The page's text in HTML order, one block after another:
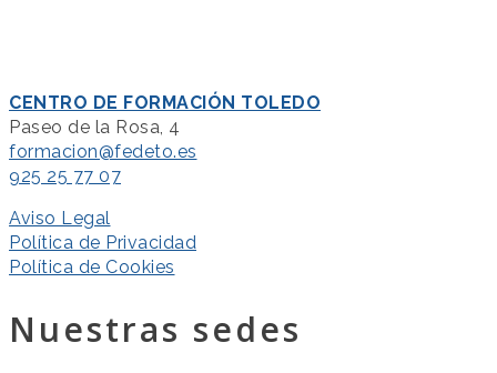
CENTRO DE FORMACIÓN TOLEDO
Paseo de la Rosa, 4
formacion@fedeto.es
925 25 77 07
Aviso Legal
Política de Privacidad
Política de Cookies
Nuestras sedes